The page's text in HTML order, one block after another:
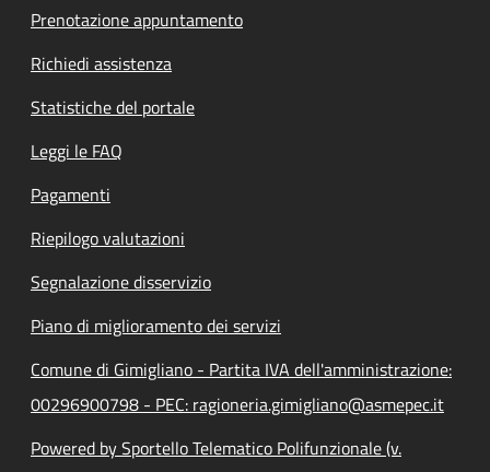
Prenotazione appuntamento
Richiedi assistenza
Statistiche del portale
Leggi le FAQ
Pagamenti
Riepilogo valutazioni
Segnalazione disservizio
Piano di miglioramento dei servizi
Comune di Gimigliano - Partita IVA dell'amministrazione:
00296900798 - PEC: ragioneria.gimigliano@asmepec.it
Powered by Sportello Telematico Polifunzionale (v.